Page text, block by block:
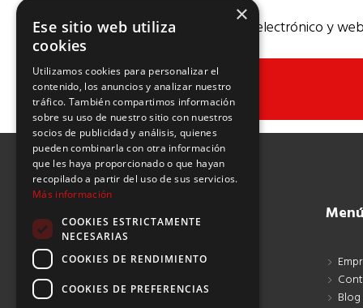
Guarda mi nombre, correo electrónico y
Dalpa Internacional S.A.
Teléfono +34 93 408 11 41
Menú
Blog
×
Ese sitio web utiliza
cookies
Utilizamos cookies para personalizar el
contenido, los anuncios y analizar nuestro
tráfico. También compartimos información
sobre su uso de nuestro sitio con nuestros
socios de publicidad y análisis, quienes
pueden combinarla con otra información
que les haya proporcionado o que hayan
recopilado a partir del uso de sus servicios.
Más información
COOKIES ESTRICTAMENTE
NECESARIAS
COOKIES DE RENDIMIENTO
COOKIES DE PREFERENCIAS